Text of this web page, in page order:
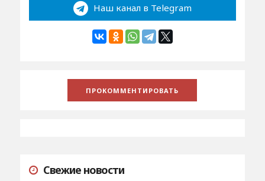
Наш канал в Telegram
Свежие новости